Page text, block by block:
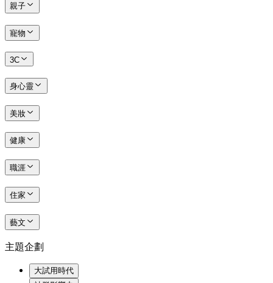
親子
寵物
3C
身心靈
美妝
健康
職涯
住家
藝文
主題企劃
大試用時代